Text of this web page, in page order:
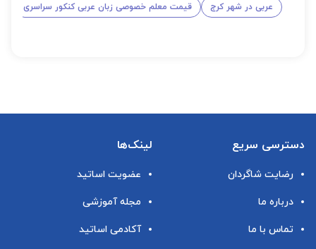
عربی در شهر کرج قیمت معلم خصوصی زبان عربی کنکور سراسری
دسترسی سریع
رضایت شاگردان
درباره ما
تماس با ما
لینک‌ها
عضویت اساتید
مجله آموزشی
آکادمی اساتید